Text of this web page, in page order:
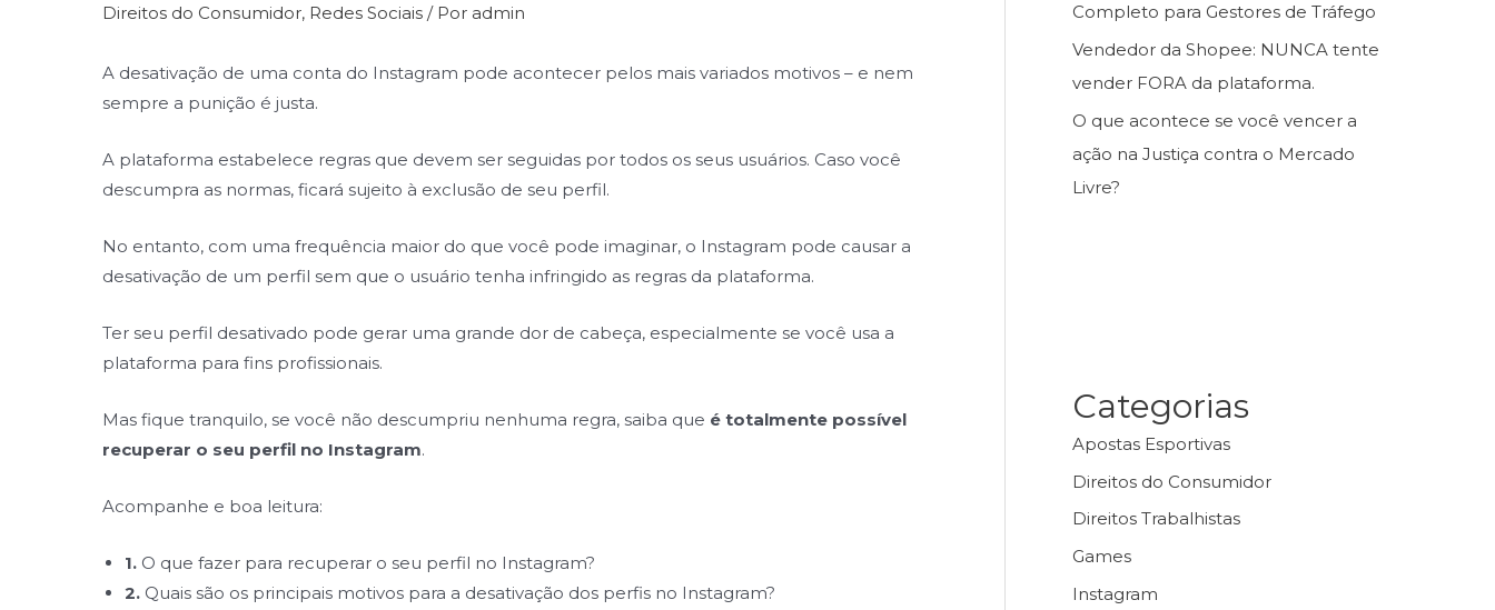
Direitos do Consumidor, Redes Sociais / Por admin
A desativação de uma conta do Instagram pode acontecer pelos mais variados motivos – e nem
sempre a punição é justa.
A plataforma estabelece regras que devem ser seguidas por todos os seus usuários. Caso você
descumpra as normas, ficará sujeito à exclusão de seu perfil.
No entanto, com uma frequência maior do que você pode imaginar, o Instagram pode causar a
desativação de um perfil sem que o usuário tenha infringido as regras da plataforma.
Ter seu perfil desativado pode gerar uma grande dor de cabeça, especialmente se você usa a
plataforma para fins profissionais.
Mas fique tranquilo, se você não descumpriu nenhuma regra, saiba que é totalmente possível
recuperar o seu perfil no Instagram.
Acompanhe e boa leitura:
1. O que fazer para recuperar o seu perfil no Instagram?
2. Quais são os principais motivos para a desativação dos perfis no Instagram?
Completo para Gestores de Tráfego
Vendedor da Shopee: NUNCA tente
vender FORA da plataforma.
O que acontece se você vencer a
ação na Justiça contra o Mercado
Livre?
Categorias
Apostas Esportivas
Direitos do Consumidor
Direitos Trabalhistas
Games
Instagram